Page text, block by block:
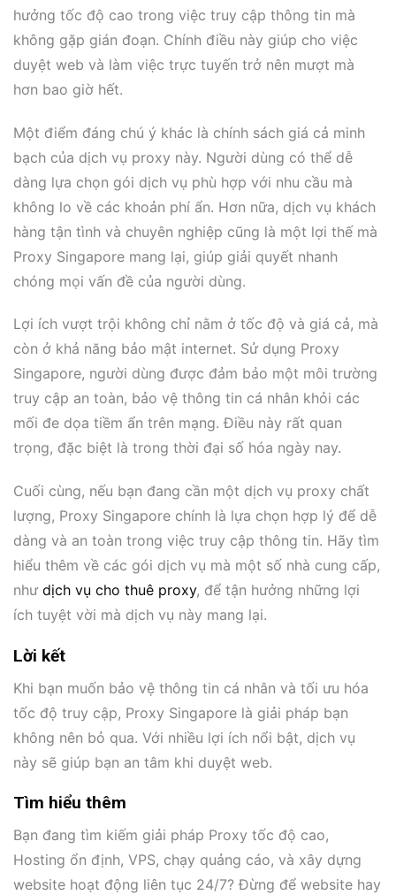
hưởng tốc độ cao trong việc truy cập thông tin mà
không gặp gián đoạn. Chính điều này giúp cho việc
duyệt web và làm việc trực tuyến trở nên mượt mà
hơn bao giờ hết.
Một điểm đáng chú ý khác là chính sách giá cả minh
bạch của dịch vụ proxy này. Người dùng có thể dễ
dàng lựa chọn gói dịch vụ phù hợp với nhu cầu mà
không lo về các khoản phí ẩn. Hơn nữa, dịch vụ khách
hàng tận tình và chuyên nghiệp cũng là một lợi thế mà
Proxy Singapore mang lại, giúp giải quyết nhanh
chóng mọi vấn đề của người dùng.
Lợi ích vượt trội không chỉ nằm ở tốc độ và giá cả, mà
còn ở khả năng bảo mật internet. Sử dụng Proxy
Singapore, người dùng được đảm bảo một môi trường
truy cập an toàn, bảo vệ thông tin cá nhân khỏi các
mối đe dọa tiềm ẩn trên mạng. Điều này rất quan
trọng, đặc biệt là trong thời đại số hóa ngày nay.
Cuối cùng, nếu bạn đang cần một dịch vụ proxy chất
lượng, Proxy Singapore chính là lựa chọn hợp lý để dễ
dàng và an toàn trong việc truy cập thông tin. Hãy tìm
hiểu thêm về các gói dịch vụ mà một số nhà cung cấp,
như dịch vụ cho thuê proxy, để tận hưởng những lợi
ích tuyệt vời mà dịch vụ này mang lại.
Lời kết
Khi bạn muốn bảo vệ thông tin cá nhân và tối ưu hóa
tốc độ truy cập, Proxy Singapore là giải pháp bạn
không nên bỏ qua. Với nhiều lợi ích nổi bật, dịch vụ
này sẽ giúp bạn an tâm khi duyệt web.
Tìm hiểu thêm
Bạn đang tìm kiếm giải pháp Proxy tốc độ cao,
Hosting ổn định, VPS, chạy quảng cáo, và xây dựng
website hoạt động liên tục 24/7? Đừng để website hay